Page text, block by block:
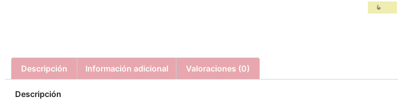
Descripción Información adicional Valoraciones (0)
Descripción